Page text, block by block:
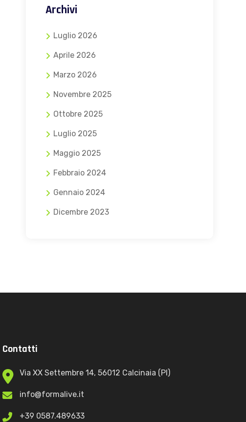
Archivi
Luglio 2026
Aprile 2026
Marzo 2026
Novembre 2025
Ottobre 2025
Luglio 2025
Maggio 2025
Febbraio 2024
Gennaio 2024
Dicembre 2023
Contatti
Via XX Settembre 14, 56012 Calcinaia (PI)
info@formalive.it
+39 0587.489633